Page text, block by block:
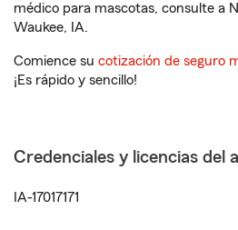
médico para mascotas, consulte a
Waukee, IA.
Comience su cotización de seguro
¡Es rápido y sencillo!
Credenciales y licencias del
IA-17017171